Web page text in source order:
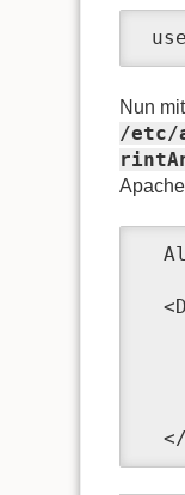
Nun
/etc/